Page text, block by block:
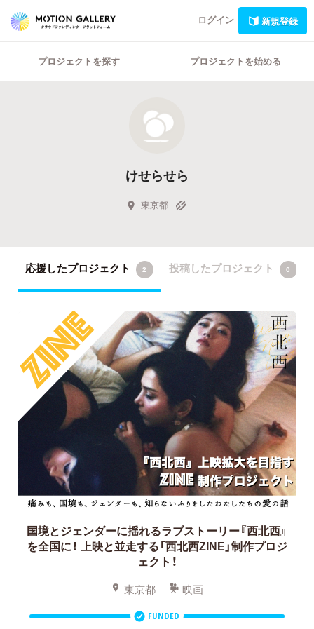
ログイン 新規登録
プロジェクトを探す プロジェクトを始める
けせらせら
東京都
応援したプロジェクト 2 投稿したプロジェクト 0
国境とジェンダーに揺れるラブストーリー『西北西』
を全国に！ 上映と並走する「西北西ZINE」制作プロジ
ェクト！
東京都 映画
FUNDED